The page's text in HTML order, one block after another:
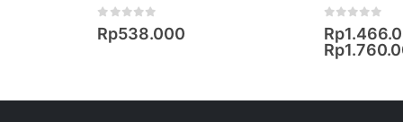
out of 5
Rp538.000 out of 5
Rp
Rp